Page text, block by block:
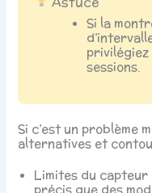
Si la
privilégiez
sessions.
Si c’est un problème
alternatives et
Limites du capteur